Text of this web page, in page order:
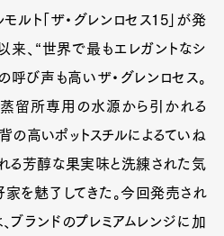
Gourmet Cars
ルト「ザ・グレンロセス15」が発
来、“世界で最もエレガントなシ
呼び声も高いザ・グレンロセス。
蒸留所専用の水源から引かれる
の高いポットスチルによるていね
る芳醇な果実味と洗練された気
家を魅了してきた。今回発売され
ブランドのプレミアムレンジに加